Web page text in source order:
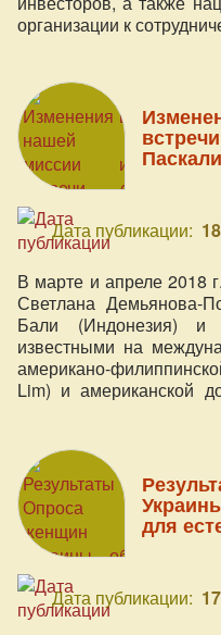
организации к
Дата публикации:
В марте и апреле 2018
Светлана Демьянова-
Бали (Индонезия) и
известными на
американо-
Lim) и американской
выводами от этих
изменили миссию
для
Дата публикации: